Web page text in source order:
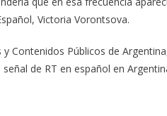
Victoria Vorontsova.
Contenidos Públicos de
de RT en español en